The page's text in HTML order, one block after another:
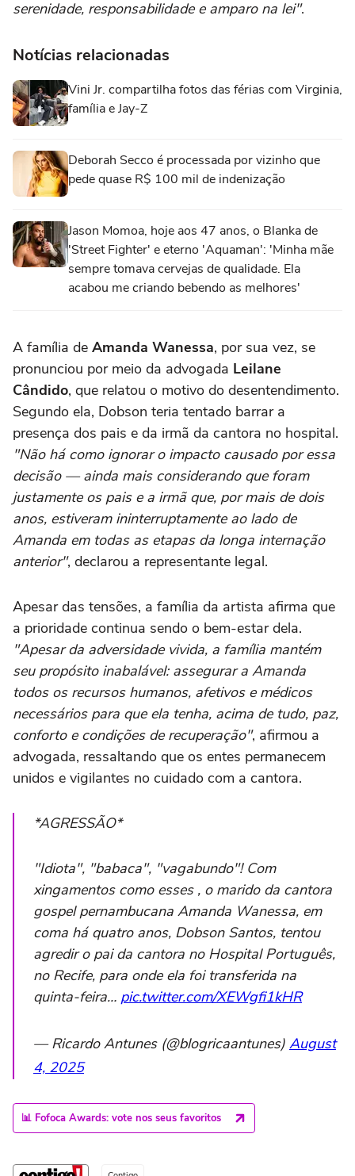
serenidade, responsabilidade e amparo na lei".
Notícias relacionadas
Vini Jr. compartilha fotos das férias com Virginia,
família e Jay-Z
Deborah Secco é processada por vizinho que
pede quase R$ 100 mil de indenização
Jason Momoa, hoje aos 47 anos, o Blanka de
'Street Fighter' e eterno 'Aquaman': 'Minha mãe
sempre tomava cervejas de qualidade. Ela
acabou me criando bebendo as melhores'
A família de Amanda Wanessa, por sua vez, se
pronunciou por meio da advogada Leilane
Cândido, que relatou o motivo do desentendimento.
Segundo ela, Dobson teria tentado barrar a
presença dos pais e da irmã da cantora no hospital.
"Não há como ignorar o impacto causado por essa
decisão — ainda mais considerando que foram
justamente os pais e a irmã que, por mais de dois
anos, estiveram ininterruptamente ao lado de
Amanda em todas as etapas da longa internação
anterior", declarou a representante legal.
Apesar das tensões, a família da artista afirma que
a prioridade continua sendo o bem-estar dela.
"Apesar da adversidade vivida, a família mantém
seu propósito inabalável: assegurar a Amanda
todos os recursos humanos, afetivos e médicos
necessários para que ela tenha, acima de tudo, paz,
conforto e condições de recuperação", afirmou a
advogada, ressaltando que os entes permanecem
unidos e vigilantes no cuidado com a cantora.
*AGRESSÃO*
"Idiota", "babaca", "vagabundo"! Com
xingamentos como esses , o marido da cantora
gospel pernambucana Amanda Wanessa, em
coma há quatro anos, Dobson Santos, tentou
agredir o pai da cantora no Hospital Português,
no Recife, para onde ela foi transferida na
quinta-feira… pic.twitter.com/XEWgfi1kHR
— Ricardo Antunes (@blogricaantunes) August
4, 2025
📊 Fofoca Awards: vote nos seus favoritos